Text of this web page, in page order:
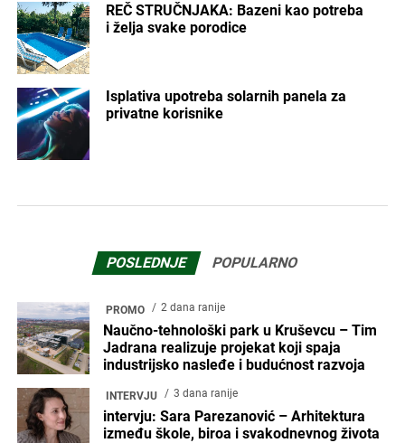
REČ STRUČNJAKA: Bazeni kao potreba
i želja svake porodice
Isplativa upotreba solarnih panela za
privatne korisnike
POSLEDNJE POPULARNO
PROMO 2 dana ranije
Naučno-tehnološki park u Kruševcu – Tim
Jadrana realizuje projekat koji spaja
industrijsko nasleđe i budućnost razvoja
INTERVJU 3 dana ranije
intervju: Sara Parezanović – Arhitektura
između škole, biroa i svakodnevnog života